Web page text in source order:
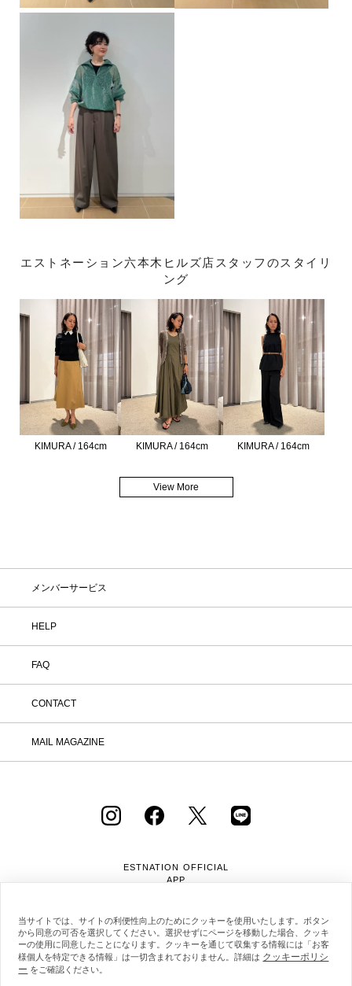
エストネーション六本木ヒルズ店スタッフのスタイリ
ング
KIMURA / 164cm KIMURA / 164cm KIMURA / 164cm
View More
メンバーサービス
HELP
FAQ
CONTACT
MAIL MAGAZINE
ESTNATION OFFICIAL
APP
会社概要
当サイトでは、サイトの利便性向上のためにクッキーを使用いたします。ボタン
から同意の可否を選択してください。選択せずにページを移動した場合、クッキ
ーの使用に同意したことになります。クッキーを通じて収集する情報には「お客
様個人を特定できる情報」は一切含まれておりません。詳細は クッキーポリシ
ー をご確認ください。